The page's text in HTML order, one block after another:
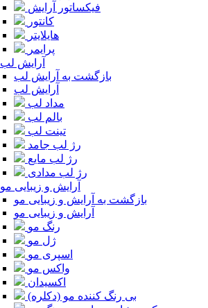
فیکساتور آرایش
کانتور
هایلایتر
پرایمر
آرایش لب
بازگشت به آرایش لب
آرایش لب
مداد لب
بالم لب
تینت لب
رژ لب جامد
رژ لب مایع
رژ لب مدادی
آرایش و زیبایی مو
بازگشت به آرایش و زیبایی مو
آرایش و زیبایی مو
رنگ مو
ژل مو
اسپری مو
واکس مو
اکسیدان
بی رنگ کننده مو (دکلره)